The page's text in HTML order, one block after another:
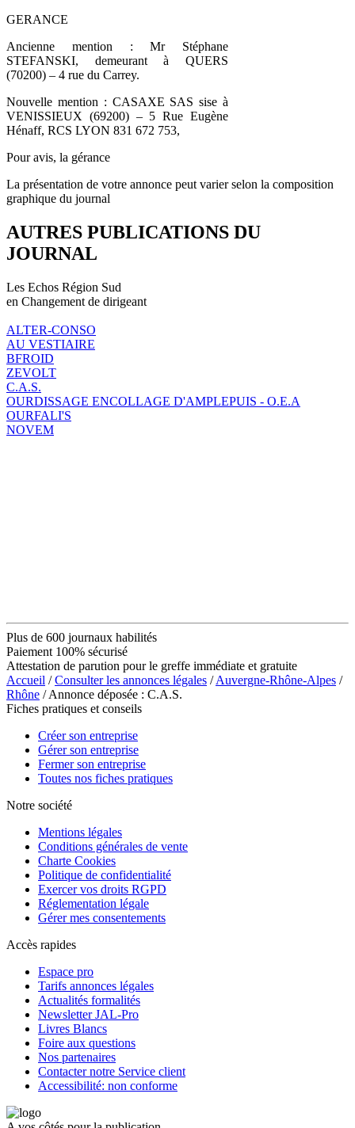
GERANCE
Ancienne mention : Mr Stéphane
STEFANSKI, demeurant à QUERS
(70200) – 4 rue du Carrey.
Nouvelle mention : CASAXE SAS sise à
VENISSIEUX (69200) – 5 Rue Eugène
Hénaff, RCS LYON 831 672 753,
Pour avis, la gérance
La présentation de votre annonce peut varier selon la composition
graphique du journal
AUTRES PUBLICATIONS DU
JOURNAL
Les Echos Région Sud
en Changement de dirigeant
ALTER-CONSO
AU VESTIAIRE
BFROID
ZEVOLT
C.A.S.
OURDISSAGE ENCOLLAGE D'AMPLEPUIS - O.E.A
OURFALI'S
NOVEM
Plus de 600 journaux habilités
Paiement 100% sécurisé
Attestation de parution pour le greffe immédiate et gratuite
Accueil /Consulter les annonces légales /Auvergne-Rhône-Alpes /
Rhône / Annonce déposée : C.A.S.
Fiches pratiques et conseils
Créer son entreprise
Gérer son entreprise
Fermer son entreprise
Toutes nos fiches pratiques
Notre société
Mentions légales
Conditions générales de vente
Charte Cookies
Politique de confidentialité
Exercer vos droits RGPD
Réglementation légale
Gérer mes consentements
Accès rapides
Espace pro
Tarifs annonces légales
Actualités formalités
Newsletter JAL-Pro
Livres Blancs
Foire aux questions
Nos partenaires
Contacter notre Service client
Accessibilité: non conforme